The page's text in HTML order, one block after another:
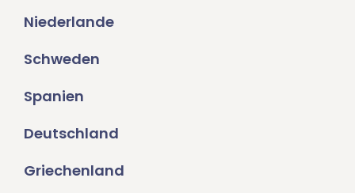
Niederlande
Schweden
Spanien
Deutschland
Griechenland